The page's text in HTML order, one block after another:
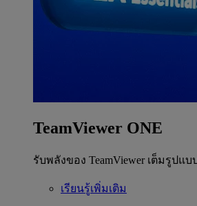
TeamViewer ONE
รับพลังของ TeamViewer เต็มรูป
เรียนรู้เพิ่มเติม